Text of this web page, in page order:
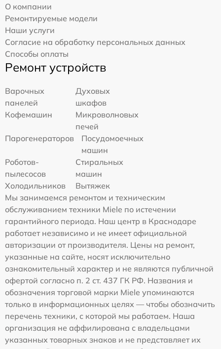
О компании
Ремонтируемые модели
Наши услуги
Согласие на обработку персональных данных
Способы оплаты
Ремонт устройств
Варочных
панелей
Духовых
шкафов
Кофемашин
Микроволновых
печей
Парогенераторов
Посудомоечных
машин
Роботов-
пылесосов
Стиральных
машин
Холодильников
Вытяжек
Мы занимаемся ремонтом и техническим
обслуживанием техники Miele по истечении
гарантийного периода. Наш центр в Краснодаре
работает независимо и не имеет официальной
авторизации от производителя. Цены на ремонт,
указанные на сайте, носят исключительно
ознакомительный характер и не являются публичной
офертой согласно п. 2 ст. 437 ГК РФ. Названия и
обозначения торговой марки Miele упоминаются
только в информационных целях — чтобы обозначить
перечень техники, с которой мы работаем. Наша
организация не аффилирована с владельцами
указанных товарных знаков и не представляет их